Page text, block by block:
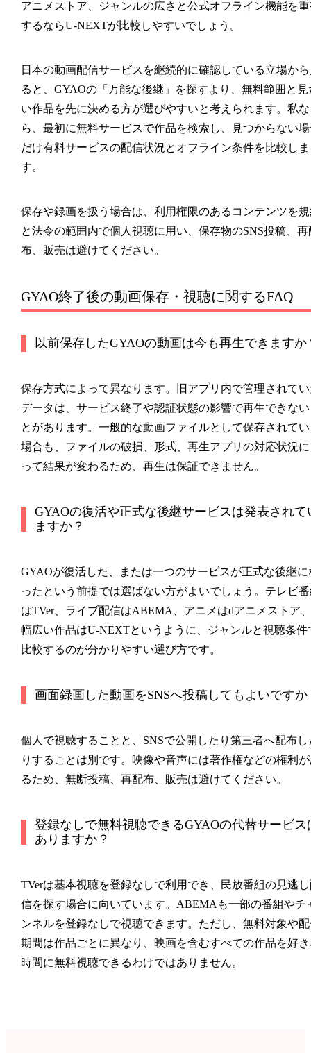
アニメストア、ジャンルの広さと公式オフライン機能を
するならU-NEXTが比較しやすいでしょう。
日本の動画配信サービスを継続的に確認している立場か
ると、GYAOの「万能な後継」を探すより、無料範囲と見
い作品を先に決める方が選びやすいと考えられます。私な
ら、最初に無料サービスで作品を検索し、見つからない
だけ有料サービスの配信状況とオフライン条件を比較しま
す。
保存や録画を扱う場合は、利用権限のあるコンテンツを
と法令の範囲内で個人視聴に用い、保存物のSNS投稿、再
布、販売は避けてください。
GYAO終了後の動画保存・視聴に関するFAQ
以前保存したGYAOの動画は今も再生できますか
保存方式によって異なります。旧アプリ内で管理されて
データは、サービス終了や認証状態の影響で再生できな
とがあります。一般的な動画ファイルとして保存されて
場合も、ファイルの破損、形式、再生アプリの対応状況
って結果が変わるため、再生は保証できません。
GYAOの復活や正式な後継サービスは発表されて
ますか？
GYAOが復活した、または一つのサービスが正式な後継に
ったという前提では選ばない方がよいでしょう。テレビ
はTVer、ライブ配信はABEMA、アニメはdアニメストア、
幅広い作品はU-NEXTというように、ジャンルと視聴条件
比較するのが分かりやすい選び方です。
画面録画した動画をSNSへ投稿してもよいですか
個人で視聴することと、SNSで公開したり第三者へ配布し
りすることは別です。映像や音声には著作権などの権利
るため、無断投稿、再配布、販売は避けてください。
登録なしで無料視聴できるGYAOの代替サービス
ありますか？
TVerは基本視聴を登録なしで利用でき、民放番組の見逃
信を探す場合に向いています。ABEMAも一部の番組やチ
ンネルを登録なしで視聴できます。ただし、無料対象や
期間は作品ごとに異なり、映画を含むすべての作品を好
時間に無料視聴できるわけではありません。